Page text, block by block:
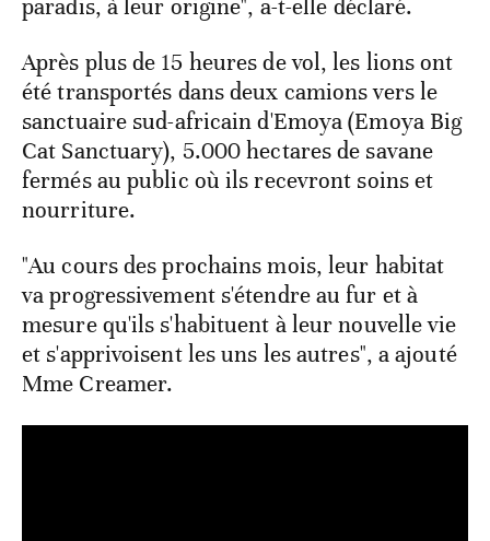
paradis, à leur origine", a-t-elle déclaré.
Après plus de 15 heures de vol, les lions ont
été transportés dans deux camions vers le
sanctuaire sud-africain d'Emoya (Emoya Big
Cat Sanctuary), 5.000 hectares de savane
fermés au public où ils recevront soins et
nourriture.
"Au cours des prochains mois, leur habitat
va progressivement s'étendre au fur et à
mesure qu'ils s'habituent à leur nouvelle vie
et s'apprivoisent les uns les autres", a ajouté
Mme Creamer.